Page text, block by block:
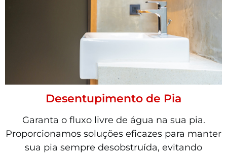
Desentupimento de Pia
Garanta o fluxo livre de água na sua pia.
Proporcionamos soluções eficazes para manter
sua pia sempre desobstruída, evitando